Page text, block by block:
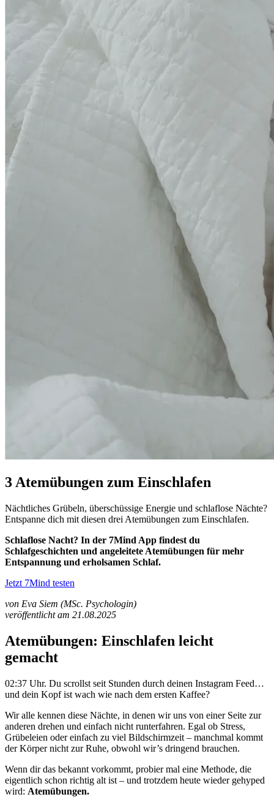
3 Atemübungen zum Einschlafen
Nächtliches Grübeln, überschüssige Energie und schlaflose Nächte?
Entspanne dich mit diesen drei Atemübungen zum Einschlafen.
Schlaflose Nacht? In der 7Mind App findest du
Schlafgeschichten und angeleitete Atemübungen für mehr
Entspannung und erholsamen Schlaf.
Jetzt 7Mind testen
von Eva Siem (MSc. Psychologin)
veröffentlicht am 21.08.2025
Atemübungen: Einschlafen leicht
gemacht
02:37 Uhr. Du scrollst seit Stunden durch deinen Instagram Feed…
und dein Kopf ist wach wie nach dem ersten Kaffee?
Wir alle kennen diese Nächte, in denen wir uns von einer Seite zur
anderen drehen und einfach nicht runterfahren. Egal ob Stress,
Grübeleien oder einfach zu viel Bildschirmzeit – manchmal kommt
der Körper nicht zur Ruhe, obwohl wir’s dringend brauchen.
Wenn dir das bekannt vorkommt, probier mal eine Methode, die
eigentlich schon richtig alt ist – und trotzdem heute wieder gehyped
wird: Atemübungen.